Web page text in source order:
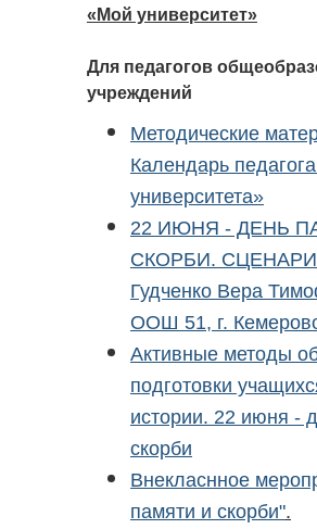
«Мой университет»
Для педагогов
учреждений
Методические
Календарь
университета»
22 ИЮНЯ - ДЕНЬ
СКОРБИ.
Гудченко Вера
ООШ 51, г.
Активные методы
подготовки
истории. 22 июня -
скорби
Внекласнное
памяти и скорби".